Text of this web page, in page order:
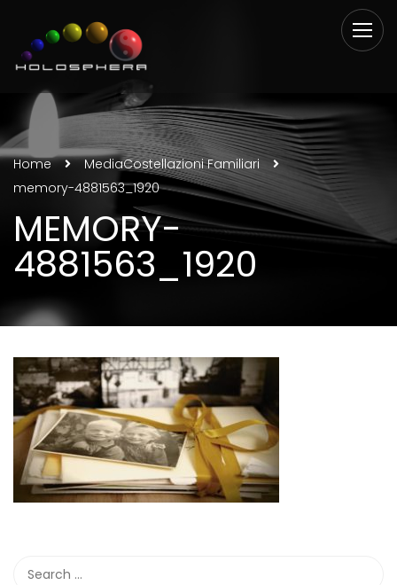
Home MediaCostellazioni Familiari
memory-4881563_1920
MEMORY-
4881563_1920